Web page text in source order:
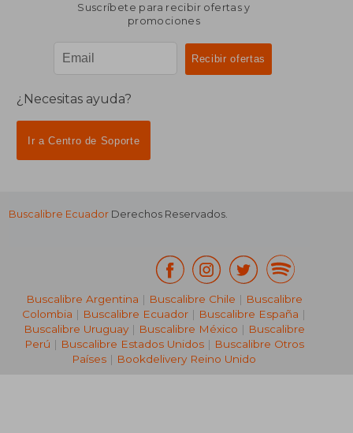
Suscríbete para recibir ofertas y
promociones
¿Necesitas ayuda?
Ir a Centro de Soporte
Buscalibre Ecuador Derechos Reservados.
Buscalibre Argentina | Buscalibre Chile | Buscalibre
Colombia | Buscalibre Ecuador | Buscalibre España |
Buscalibre Uruguay| Buscalibre México | Buscalibre
Perú | Buscalibre Estados Unidos| Buscalibre Otros
Países | Bookdelivery Reino Unido